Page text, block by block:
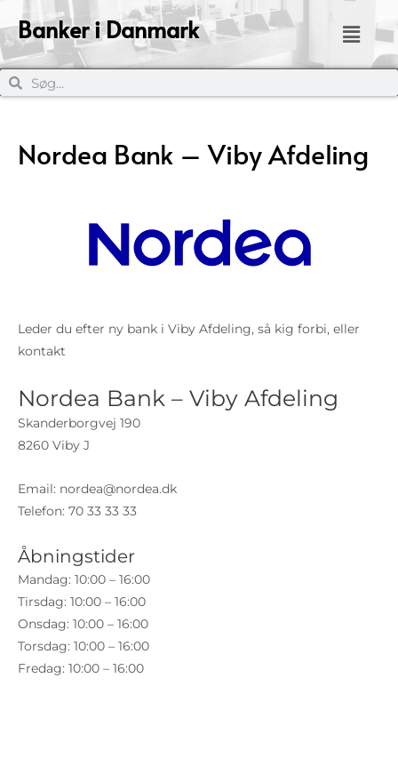
Banker i Danmark
Nordea Bank – Viby Afdeling
Leder du efter ny bank i Viby Afdeling, så kig forbi, eller
kontakt
Nordea Bank – Viby Afdeling
Skanderborgvej 190
8260 Viby J
Email: nordea@nordea.dk
Telefon: 70 33 33 33
Åbningstider
Mandag: 10:00 – 16:00
Tirsdag: 10:00 – 16:00
Onsdag: 10:00 – 16:00
Torsdag: 10:00 – 16:00
Fredag: 10:00 – 16:00